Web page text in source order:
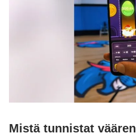
Mistä tunnistat